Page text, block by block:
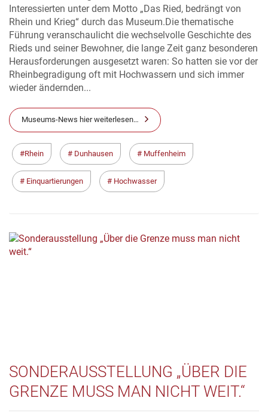
Interessierten unter dem Motto „Das Ried, bedrängt von
Rhein und Krieg“ durch das Museum.Die thematische
Führung veranschaulicht die wechselvolle Geschichte des
Rieds und seiner Bewohner, die lange Zeit ganz besonderen
Herausforderungen ausgesetzt waren: So hatten sie vor der
Rheinbegradigung oft mit Hochwassern und sich immer
wieder ändernden...
Museums-News hier weiterlesen…
Rhein Dunhausen Muffenheim
Einquartierungen Hochwasser
SONDERAUSSTELLUNG „ÜBER DIE
GRENZE MUSS MAN NICHT WEIT.“